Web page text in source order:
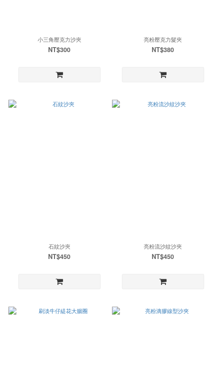
小三角壓克力沙夾
NT$300
亮粉壓克力髮夾
NT$380
石紋沙夾
NT$450
亮粉流沙紋沙夾
NT$450